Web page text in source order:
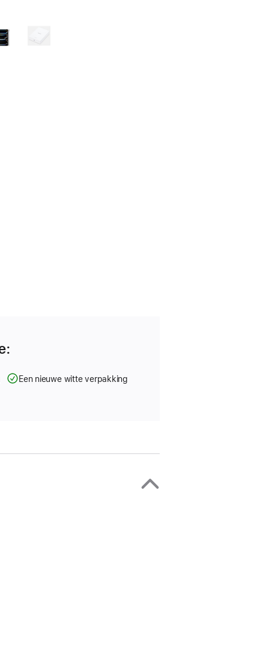
Een nieuwe witte verpakking